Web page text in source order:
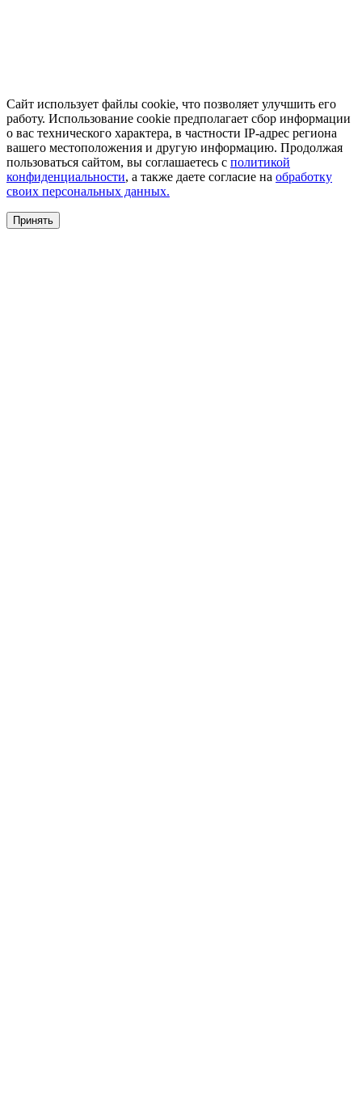
Сайт использует файлы cookie, что позволяет улучшить его
работу. Использование cookie предполагает сбор информации
о вас технического характера, в частности IP-адрес региона
вашего местоположения и другую информацию. Продолжая
пользоваться сайтом, вы соглашаетесь с политикой
конфиденциальности, а также даете согласие на обработку
своих персональных данных.
Принять